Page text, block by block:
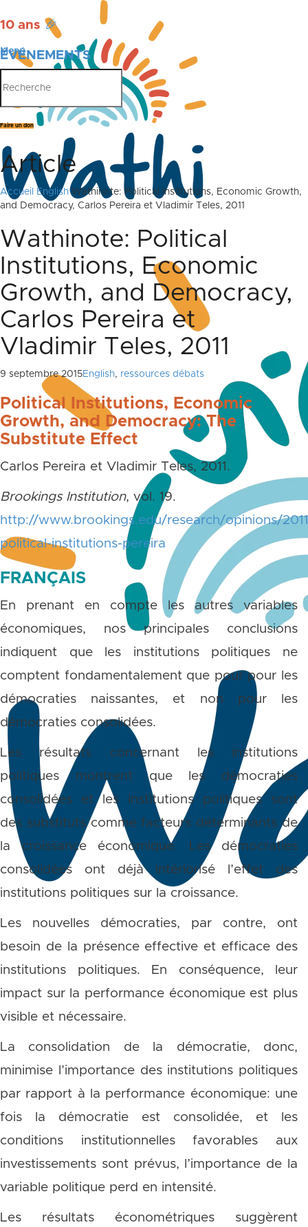
10 ans 🎉
ÉVÉNEMENTS
PUBLICATIONS
Menu
Faire un don
Article
Accueil English Wathinote: Political Institutions, Economic Growth,
and Democracy, Carlos Pereira et Vladimir Teles, 2011
Wathinote: Political
Institutions, Economic
Growth, and Democracy,
Carlos Pereira et
Vladimir Teles, 2011
9 septembre 2015English, ressources débats
Political Institutions, Economic
Growth, and Democracy: The
Substitute Effect
Carlos Pereira et Vladimir Teles, 2011.
Brookings Institution, vol. 19.
http://www.brookings.edu/research/opinions/
political-institutions-pereira
FRANÇAIS
En prenant en compte les autres variables
économiques, nos principales conclusions
indiquent que les institutions politiques ne
comptent fondamentalement que pour pour les
démocraties naissantes, et non pour les
démocraties consolidées.
Les résultats concernant les institutions
politiques montrent que les démocraties
consolidées et les institutions politiques sont
des substituts comme facteurs déterminants de
la croissance économique. Les démocraties
consolidées ont déjà intériorisé l’effet des
institutions politiques sur la croissance.
Les nouvelles démocraties, par contre, ont
besoin de la présence effective et efficace des
institutions politiques. En conséquence, leur
impact sur la performance économique est plus
visible et nécessaire.
La consolidation de la démocratie, donc,
minimise l’importance des institutions politiques
par rapport à la performance économique: une
fois la démocratie est consolidée, et les
conditions institutionnelles favorables aux
investissements sont prévus, l’importance de la
variable politique perd en intensité.
Les résultats économétriques suggèrent